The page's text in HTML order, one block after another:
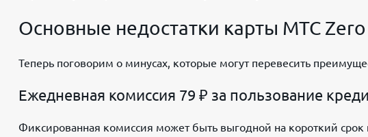
Основные недостатки карты МТС Zero
Теперь поговорим о минусах, которые могут перевесить
Ежедневная комиссия 79 ₽ за пользование
Фиксированная комиссия может быть выгодной на короткий срок